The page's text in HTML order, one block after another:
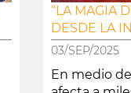
“LA MAGIA
DESDE LA
03/SEP/
En medio